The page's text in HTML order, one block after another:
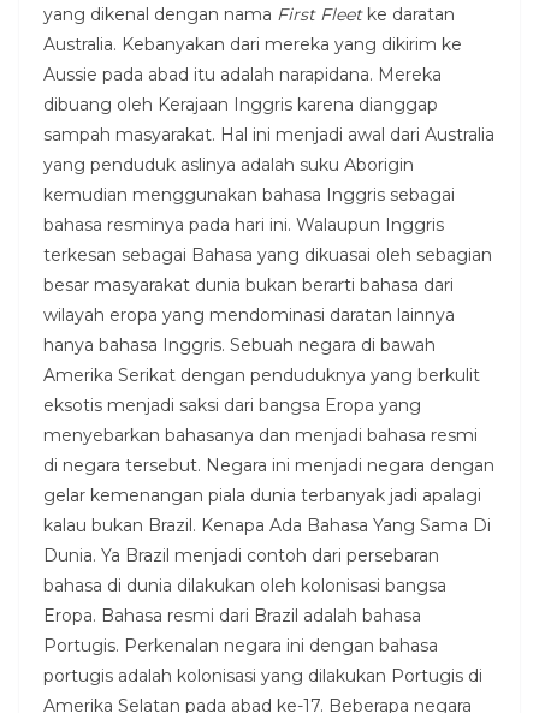
yang dikenal dengan nama First Fleetke daratan
Australia. Kebanyakan dari mereka yang dikirim ke
Aussie pada abad itu adalah narapidana. Mereka
dibuang oleh Kerajaan Inggris karena dianggap
sampah masyarakat. Hal ini menjadi awal dari Australia
yang penduduk aslinya adalah suku Aborigin
kemudian menggunakan bahasa Inggris sebagai
bahasa resminya pada hari ini. Walaupun Inggris
terkesan sebagai Bahasa yang dikuasai oleh sebagian
besar masyarakat dunia bukan berarti bahasa dari
wilayah eropa yang mendominasi daratan lainnya
hanya bahasa Inggris. Sebuah negara di bawah
Amerika Serikat dengan penduduknya yang berkulit
eksotis menjadi saksi dari bangsa Eropa yang
menyebarkan bahasanya dan menjadi bahasa resmi
di negara tersebut. Negara ini menjadi negara dengan
gelar kemenangan piala dunia terbanyak jadi apalagi
kalau bukan Brazil. Kenapa Ada Bahasa Yang Sama Di
Dunia. Ya Brazil menjadi contoh dari persebaran
bahasa di dunia dilakukan oleh kolonisasi bangsa
Eropa. Bahasa resmi dari Brazil adalah bahasa
Portugis. Perkenalan negara ini dengan bahasa
portugis adalah kolonisasi yang dilakukan Portugis di
Amerika Selatan pada abad ke-17. Beberapa negara